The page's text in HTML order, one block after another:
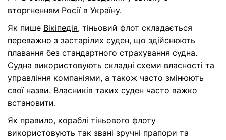
вторгненням Росії в Україну.
Як пише Вікіпедія, тіньовий флот складається
переважно з застарілих суден, що здійснюють
плавання без стандартного страхування судна.
Судна використовують складні схеми власності та
управління компаніями, а також часто змінюють
свої назви. Власників таких суден часто важко
встановити.
Як правило, кораблі тіньового флоту
використовують так звані зручні прапори та